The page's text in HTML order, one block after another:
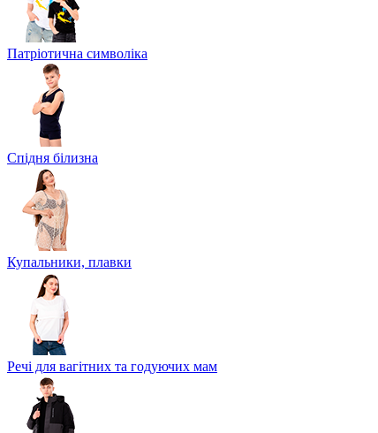
Патріотична символіка
Спідня білизна
Купальники, плавки
Речі для вагітних та годуючих мам